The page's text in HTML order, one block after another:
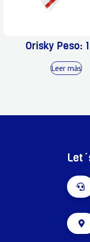
Orisky Peso:
Leer más